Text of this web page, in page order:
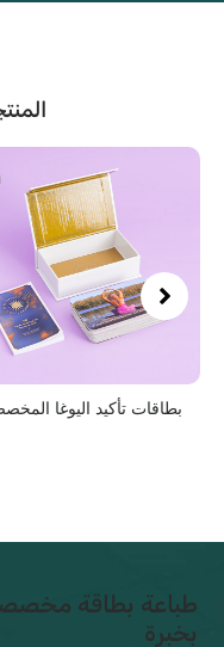
المنتجات
تأكيد اليوغا المخصصة
بطاقة مخصصة